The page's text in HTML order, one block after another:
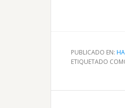
PUBLICADO EN:
ETIQUETADO